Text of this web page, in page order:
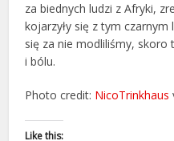
za biednych ludzi z Afryki,
kojarzyły się z tym czarnym
się za nie modliliśmy,
i bólu.
Photo credit: NicoTrinkhaus
Like this: